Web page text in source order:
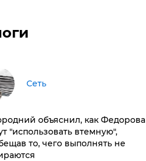
Сеть
объяснил, как Федорова
"использовать втемную",
то, чего выполнять не